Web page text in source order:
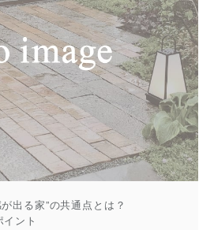
出る家”の共通点とは？
ント